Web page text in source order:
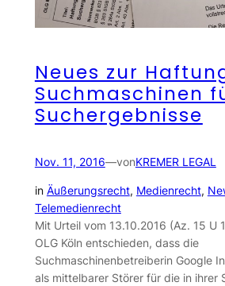
Neues zur
Suchmaschinen
Suchergebnisse
Nov. 11, 2016—vonKREMER LEGAL
in Äußerungsrecht, Medienrecht,
Telemedienrecht
Mit Urteil vom 13.10.2016 (Az. 15 U
OLG Köln entschieden, dass die
Suchmaschinenbetreiberin Google
als mittelbarer Störer für die in ihrer